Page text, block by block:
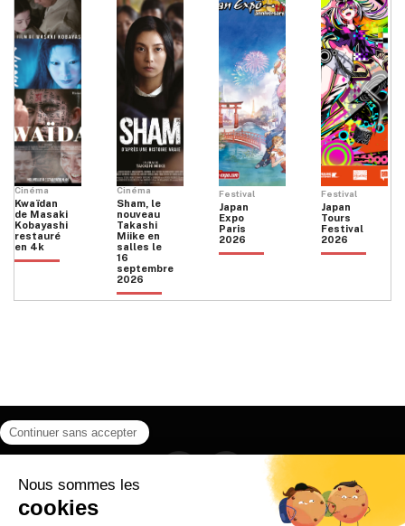
Cinéma
Kwaïdan
de Masaki
Kobayashi
restauré
en 4k
Cinéma
Sham, le
nouveau
Takashi
Miike en
salles le
16
septembre
2026
Festival
Japan
Expo
Paris
2026
Festival
Japan
Tours
Festival
2026
Instagram